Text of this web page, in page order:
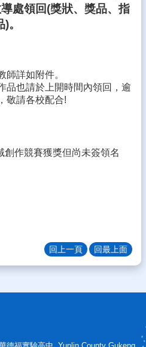
處領回(獎狀、獎品、指
。
師詳如附件。
品也請於上開時間內領回，逾
敬請各校配合!
創作競賽獲獎但尚未簽領名
回上一頁 回最上面